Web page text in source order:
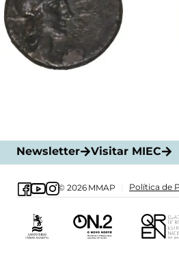
Newsletter Visitar MIEC
© 2026 MMAP Política de